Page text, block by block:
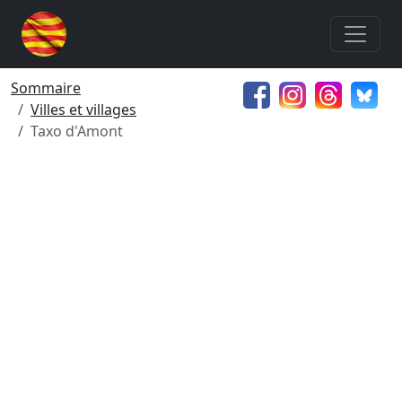
Sommaire
Villes et villages
Taxo d'Amont